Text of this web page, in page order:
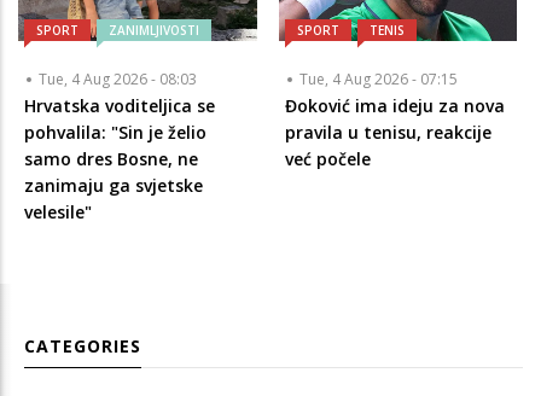
SPORT ZANIMLJIVOSTI
Tue, 4 Aug 2026 - 08:03
Hrvatska voditeljica se
pohvalila: "Sin je želio
samo dres Bosne, ne
zanimaju ga svjetske
velesile"
SPORT TENIS
Tue, 4 Aug 2026 - 07:15
Đoković ima ideju za nova
pravila u tenisu, reakcije
već počele
CATEGORIES